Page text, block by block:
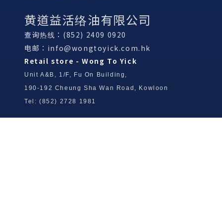
黄道益活络油有限公司
查询热线：(852) 2409 0920
电邮： info@wongtoyick.com.hk
Retail store - Wong To Yick
Unit A&B, 1/F, Fu On Building,
190-192 Cheung Sha Wan Road, Kowloon
Tel: (852) 2728 1981